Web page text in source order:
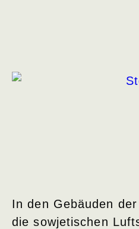
In den Gebäuden
die sowjetischen